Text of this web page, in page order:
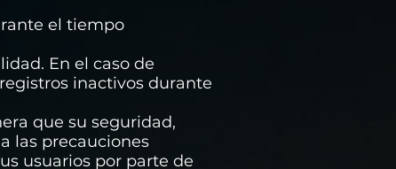
el tiempo
En el caso de
inactivos durante
que su seguridad,
las precauciones
usuarios por parte de